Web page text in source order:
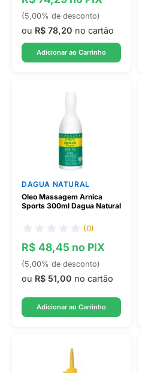
(5,00% de desconto)
ou R$ 78,20 no cartão
Adicionar ao Carrinho
DAGUA NATURAL
Oleo Massagem Arnica
Sports 300ml Dagua Natural
(0)
R$ 48,45 no PIX
(5,00% de desconto)
ou R$ 51,00 no cartão
Adicionar ao Carrinho